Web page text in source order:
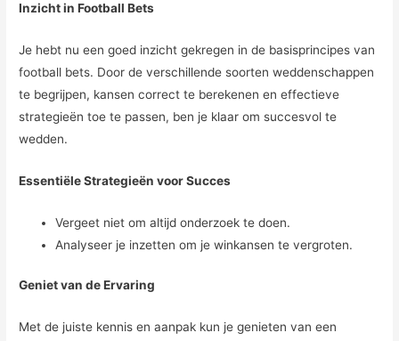
Inzicht in Football Bets
Je hebt nu een goed inzicht gekregen in de basisprincipes van
football bets. Door de verschillende soorten weddenschappen
te begrijpen, kansen correct te berekenen en effectieve
strategieën toe te passen, ben je klaar om succesvol te
wedden.
Essentiële Strategieën voor Succes
Vergeet niet om altijd onderzoek te doen.
Analyseer je inzetten om je winkansen te vergroten.
Geniet van de Ervaring
Met de juiste kennis en aanpak kun je genieten van een